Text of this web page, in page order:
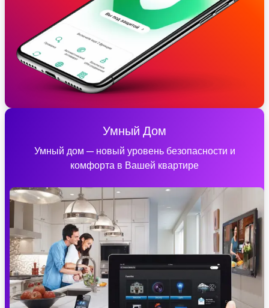
Умный Дом
Умный дом — новый уровень безопасности и
комфорта в Вашей квартире